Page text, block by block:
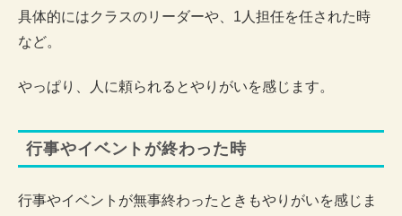
具体的にはクラスのリーダーや、1人担任を任された時
など。
やっぱり、人に頼られるとやりがいを感じます。
行事やイベントが終わった時
行事やイベントが無事終わったときもやりがいを感じま